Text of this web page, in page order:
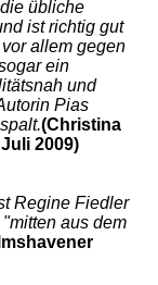
übliche
ist richtig gut
allem gegen
ein
und
Pias
(Christina
2009)
Regine Fiedler
aus dem